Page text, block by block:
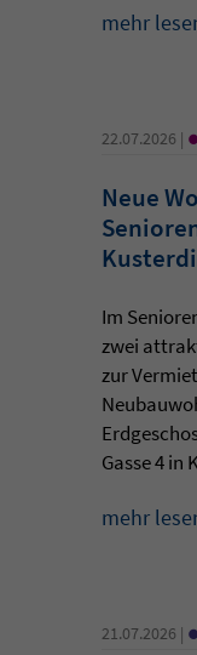
mehr
22.07.2026 | •
Neue
Im
zwei
zur
Gasse 4 in
mehr
21.07.2026 | •